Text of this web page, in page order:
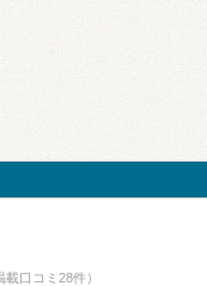
口コミ28件）